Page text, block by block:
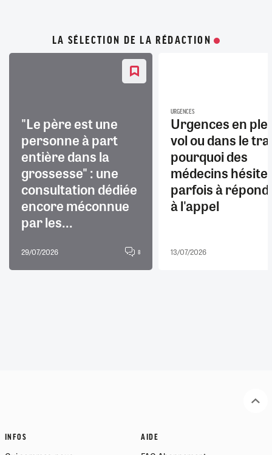
LA SÉLECTION DE LA RÉDACTION
"Le père est une
personne à part
entière dans la
grossesse" : une
consultation dédiée
encore méconnue
par les...
29/07/2026 8
URGENCES
Urgences en
vol ou dans le
pourquoi des
médecins
parfois à
à l'appel
13/07/2026
INFOS AIDE